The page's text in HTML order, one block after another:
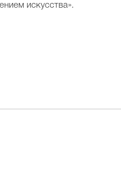
искусства».